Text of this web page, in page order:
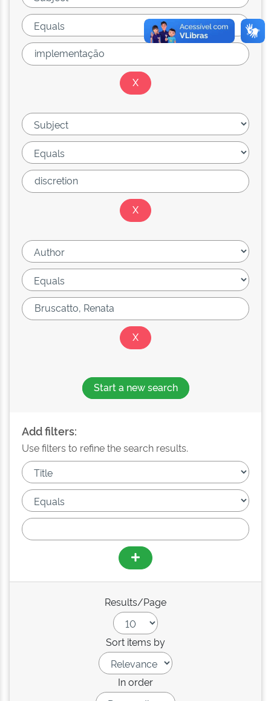
Start a new search
Add filters:
Use filters to refine the search results.
Results/Page
Sort items by
In order